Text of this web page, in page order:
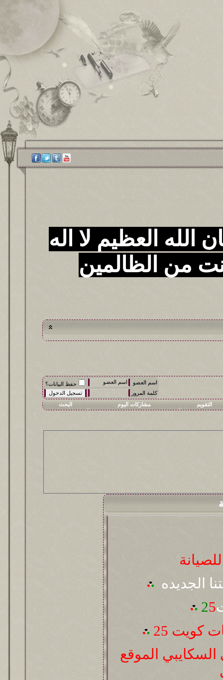
الله العظيم لا اله
من الظالمين
اسم العضو
حفظ البيانات؟
كلمة المرور
التقويم
مشاركات اليوم البحث
الجديده
25
كويت 25
الموقع